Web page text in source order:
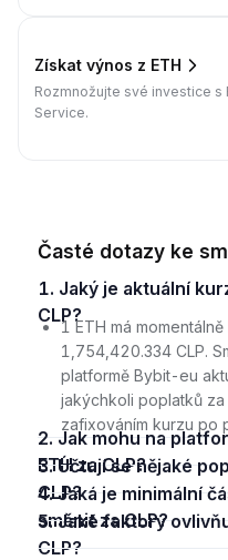
Získat výnos z ETH
Rozmnožujte své investice s
Service.
Časté dotazy ke
1. Jaký je aktuální kurz pro směnu z ETH na
CLP?
1 ETH má
1,754,420.334 CLP.
platformě Bybit-eu
jakýchkoli poplatků
zafixováním kurzu po
2. Jak mohu na platformě Bybit-eu směnit
ETH za CLP?
3. Účtují se nějaké poplatky za směnu ETH za
CLP?
4. Jaká je minimální částka ETH, kterou mohu
směnit za CLP?
5. Jaké faktory ovlivňují směnný kurz ETH na
CLP?